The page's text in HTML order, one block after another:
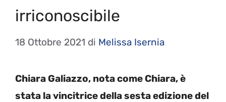
irriconoscibile
18 Ottobre 2021 di Melissa Isernia
Chiara Galiazzo, nota come Chiara, è
stata la vincitrice della sesta edizione del